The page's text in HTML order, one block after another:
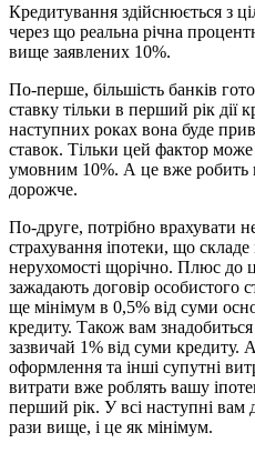
Кредитування здійснюється з
через що реальна річна
вище заявлених 10%.
По-перше, більшість банків
ставку тільки в перший рік дії
наступних роках вона буде
ставок. Тільки цей фактор
умовним 10%. А це вже робить
дорожче.
По-друге, потрібно врахувати
страхування іпотеки, що складе
нерухомості щорічно. Плюс до
зажадають договір особистого
ще мінімум в 0,5% від суми
кредиту. Також вам
зазвичай 1% від суми кредиту.
оформлення та інші супутні
витрати вже роблять вашу
перший рік. У всі наступні вам
рази вище, і це як мінімум.